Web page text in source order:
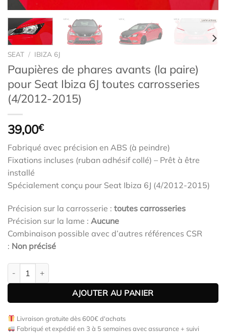
SEAT / IBIZA 6J
Paupières de phares avants (la paire)
pour Seat Ibiza 6J toutes carrosseries
(4/2012-2015)
39,00€
Fabriqué avec précision en ABS (à peindre)
Fixations incluses (ruban adhésif collé) – Prêt à être
installé
Spécialement conçu pour Seat Ibiza 6J (4/2012-2015)
Précision sur la carrosserie : toutes carrosseries
Précision sur la lame : Aucune
Combinaison possible avec d’autres références CSR
: Non précisé
quantité de Paupières de phares avants (la paire) pour Seat
AJOUTER AU PANIER
Livraison gratuite dès 600€ d'achats
Fabriqué et expédié en 3 à 5 semaines avec assurance + suivi